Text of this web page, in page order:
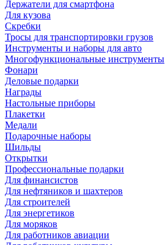
Держатели для смартфона
Для кузова
Скребки
Тросы для транспортировки грузов
Инструменты и наборы для авто
Многофункциональные инструменты
Фонари
Деловые подарки
Награды
Настольные приборы
Плакетки
Медали
Подарочные наборы
Шильды
Открытки
Профессиональные подарки
Для финансистов
Для нефтяников и шахтеров
Для строителей
Для энергетиков
Для моряков
Для работников авиации